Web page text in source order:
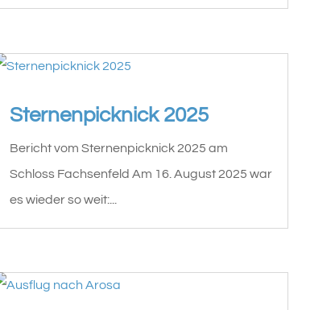
Sternenpicknick 2025
Bericht vom Sternenpicknick 2025 am
Schloss Fachsenfeld Am 16. August 2025 war
es wieder so weit:...